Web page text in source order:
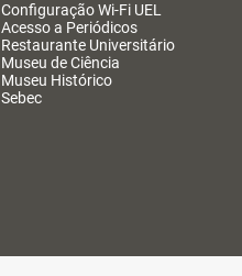
Configuração Wi-Fi UEL
Acesso a Periódicos
Restaurante Universitário
Museu de Ciência
Museu Histórico
Sebec